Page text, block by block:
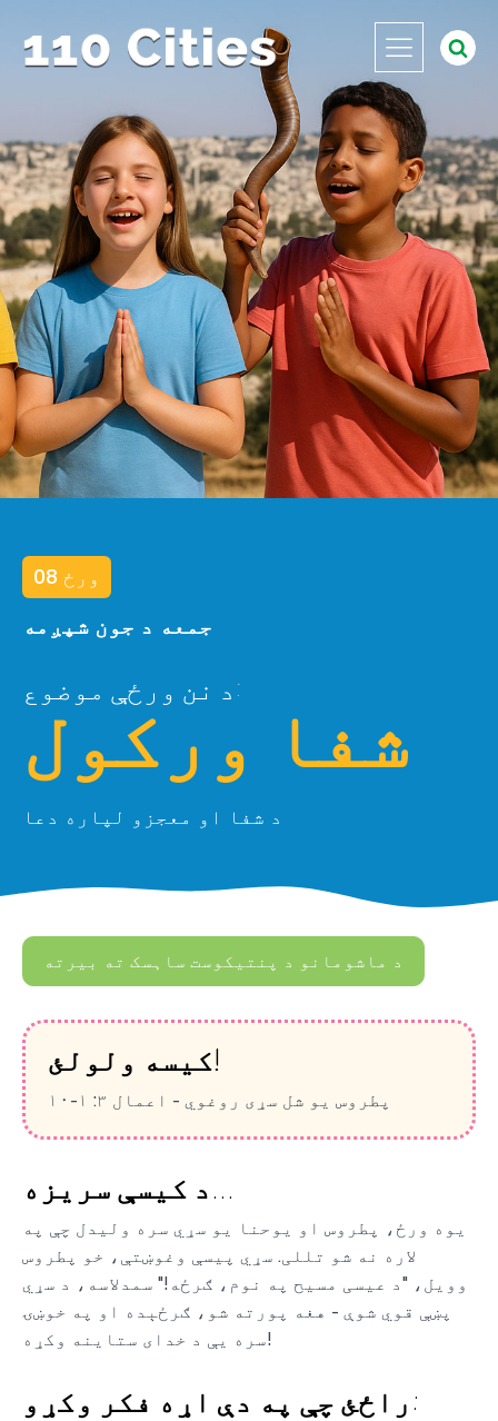
ورځ 08
جمعه د جون شپږمه
د نن ورځې موضوع:
شفا ورکول
د شفا او معجزو لپاره دعا
د ماشومانو د پنتیکوست ساہسک ته بیرته
کیسه ولولئ!
پطروس یو شل سړی روغوي - اعمال ۳: ۱-۱۰
د کیسې سریزه...
یوه ورځ، پطروس او یوحنا یو سړي سره ولیدل چې په
لاره نه شو تللی. سړي پیسې وغوښتې، خو پطروس
وویل، "د عیسی مسیح په نوم، ګرځه!" سمدلاسه، د سړي
پښې قوي شوې - هغه پورته شو، ګرځېده او په خوښۍ
سره یې د خدای ستاینه وکړه!
راځئ چې په دې اړه فکر وکړو: